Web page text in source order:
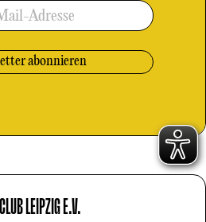
Adresse
LEIPZIG E.V.